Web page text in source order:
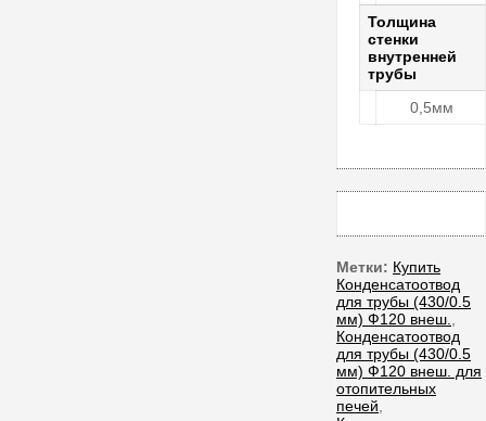
Толщина
стенки
внутренней
трубы
0,5мм
Метки: Купить
Конденсатоотвод
для трубы (430/0.5
мм) Ф120 внеш.
Конденсатоотвод
для трубы (430/0.5
мм) Ф120 внеш. для
отопительных
печей